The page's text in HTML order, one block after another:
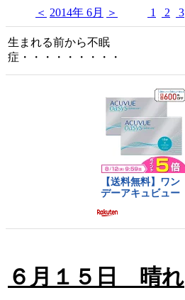
＜ 2014年 6月 ＞ 1 2 3
生まれる前から不眠
症・・・・・・・・・
６月１５日 晴れ